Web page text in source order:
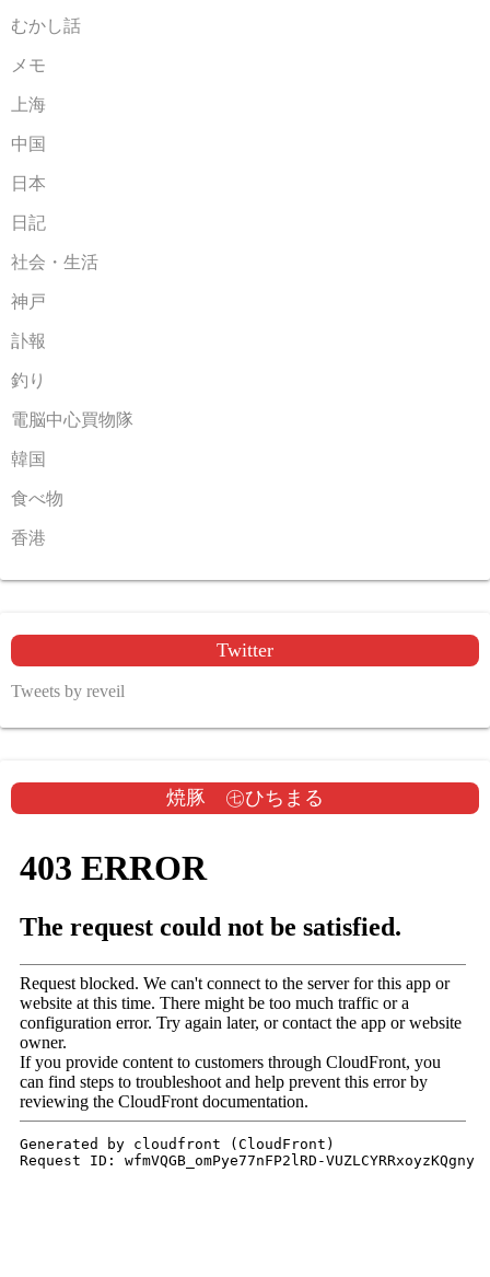
むかし話
メモ
上海
中国
日本
日記
社会・生活
神戸
訃報
釣り
電脳中心買物隊
韓国
食べ物
香港
Twitter
Tweets by reveil
焼豚 ㊆ひちまる